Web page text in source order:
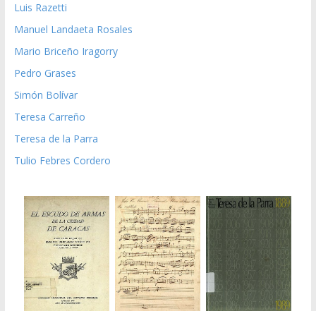
Luis Razetti
Manuel Landaeta Rosales
Mario Briceño Iragorry
Pedro Grases
Simón Bolívar
Teresa Carreño
Teresa de la Parra
Tulio Febres Cordero